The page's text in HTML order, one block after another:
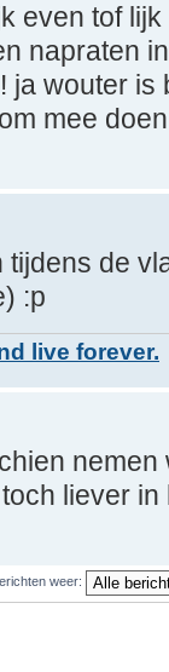
even tof
napraten
ja wouter is
mee
de
:p
live forever.
liever
weer: